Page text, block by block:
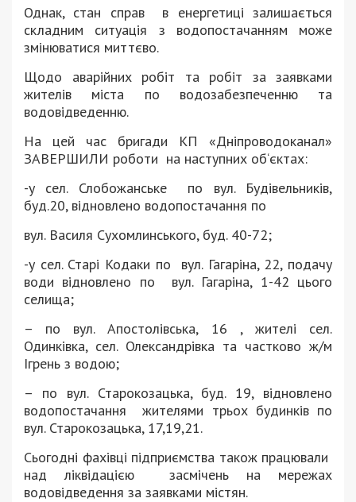
Однак, стан справ в енергетиці залишається
складним ситуація з водопостачанням може
змінюватися миттєво.
Щодо аварійних робіт та робіт за заявками
жителів міста по водозабезпеченню та
водовідведенню.
На цей час бригади КП «Дніпроводоканал»
ЗАВЕРШИЛИ роботи на наступних об‘єктах:
-у сел. Слобожанське по вул. Будівельників,
буд.20, відновлено водопостачання по
вул. Василя Сухомлинського, буд. 40-72;
-у сел. Старі Кодаки по вул. Гагаріна, 22, подачу
води відновлено по вул. Гагаріна, 1-42 цього
селища;
– по вул. Апостолівська, 16 , жителі сел.
Одинківка, сел. Олександрівка та частково ж/м
Ігрень з водою;
– по вул. Старокозацька, буд. 19, відновлено
водопостачання жителями трьох будинків по
вул. Старокозацька, 17,19,21.
Сьогодні фахівці підприємства також працювали
над ліквідацією засмічень на мережах
водовідведення за заявками містян.